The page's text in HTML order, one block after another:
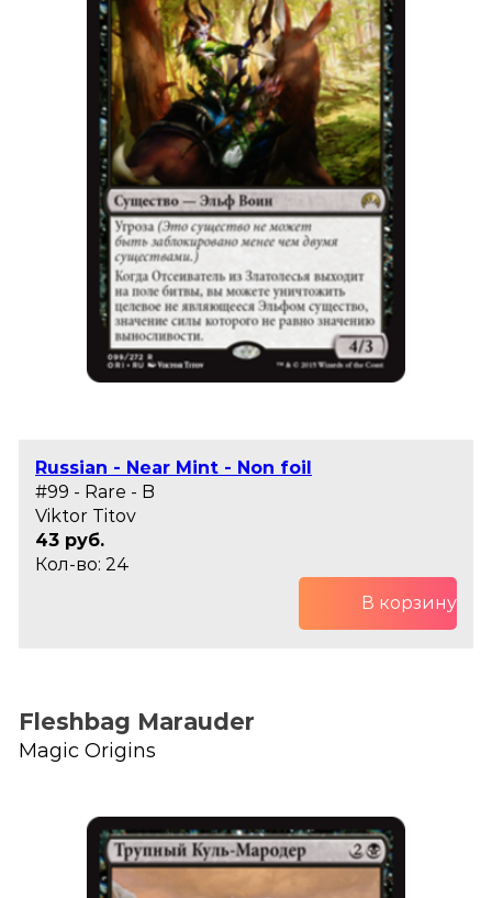
Russian - Near Mint - Non foil
#99 - Rare - B
Viktor Titov
43 руб.
Кол-во: 24
В корзину
Fleshbag Marauder
Magic Origins